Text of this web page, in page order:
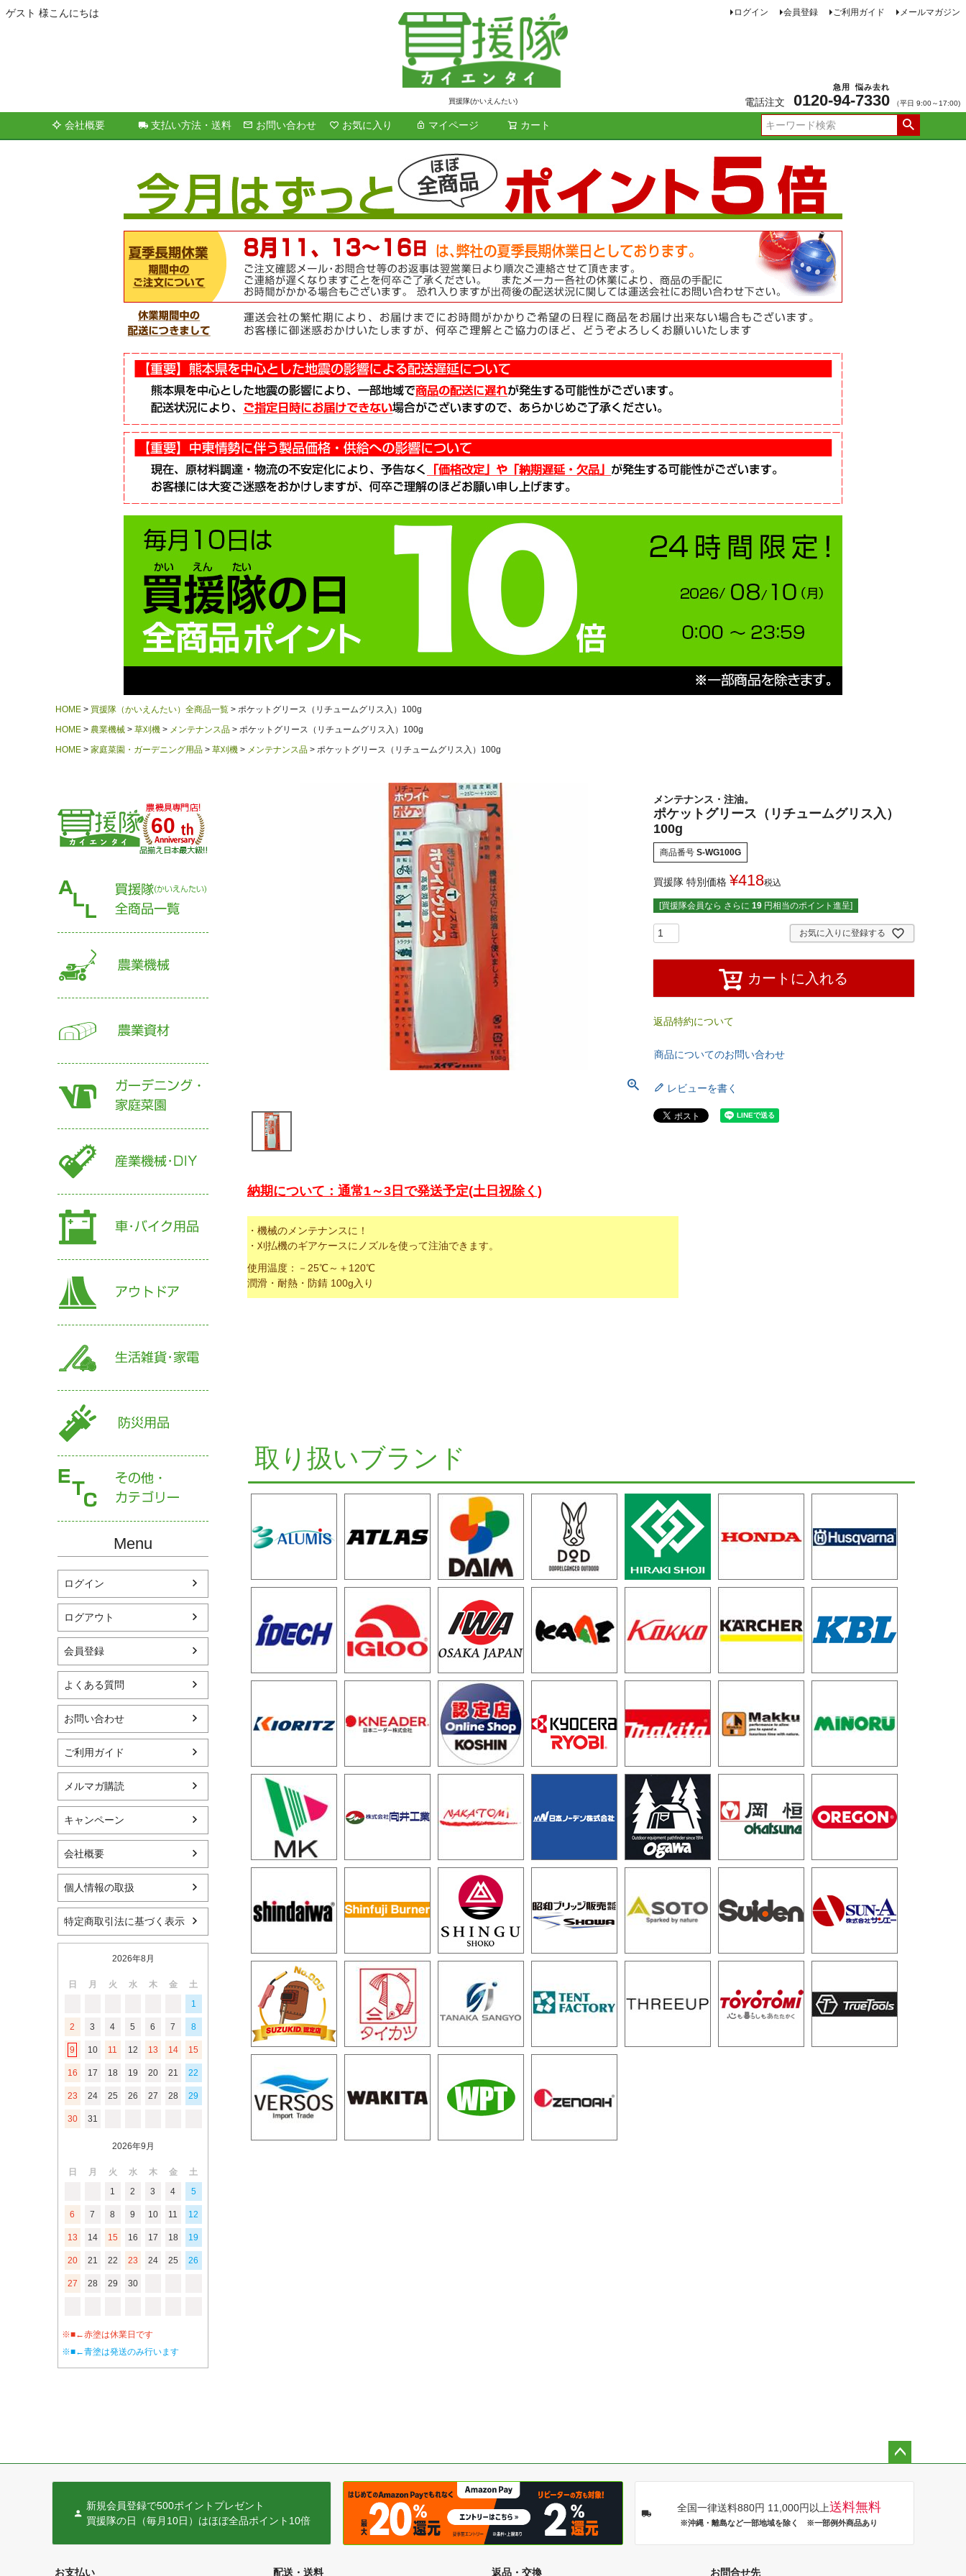
ゲスト 様こんにちは
買援隊(かいえんたい)
ログイン 会員登録 ご利用ガイド メールマガジン
電話注文 0120-94
急用
-7330
悩み去れ
（平日 9:00～17:00)
会社概要 支払い方法・送料 お問い合わせ お気に入り マイページ カート
検索
HOME 買援隊（かいえんたい）全商品一覧
ポケットグリース（リチュームグリス入）100g
HOME
農業機械 草刈機 メンテナンス品
ポケットグリース（リチュームグリス入）100g
HOME
家庭菜園・ガーデニング用品 草刈機 メンテナンス品 ポケットグリース（リチュームグリス入）100g
60
Menu
ログイン
ログアウト
会員登録
よくある質問
お問い合わせ
ご利用ガイド
メルマガ購読
キャンペーン
会社概要
個人情報の取扱
特定商取引法に基づく表示
2026年8月
日 月 火 水 木 金
土
1
2 3 4 5 6 7 8
9 10 11 12 13 14 15
16 17 18 19 20 21 22
23 24 25 26 27 28 29
30 31
2026年9月
日 月 火 水 木 金
土
1
2 3 4 5
6 7 8 9 10 11 12
13 14 15 16 17 18 19
20 21 22 23 24 25 26
27 28 29 30
※■←赤塗は休業日です
※■←青塗は発送のみ行います
メンテナンス・注油。
ポケットグリース（リチュームグリス入）
100g
商品番号 S-WG100G
買援隊 特別価格 ¥418税込
[買援隊会員なら さらに 19 円相当のポイント進呈]
お気に入りに登録する
カートに入れる
返品特約について
商品についてのお問い合わせ
レビューを書く
納期について：通常1～3日で発送予定(土日祝除く)
・機械のメンテナンスに！
・刈払機のギアケースにノズルを使って注油できます。
使用温度：－25℃～＋120℃
潤滑・耐熱・防錆 100g入り
取り扱いブランド
新規会員登録で500ポイントプレゼント
買援隊の日（毎月10日）はほぼ全品ポイント10倍
全国一律送料880円 11,000円以上送料無料
※沖縄・離島など一部地域を除く ※一部例外商品あり
お支払い 配送・送料 返品・交換 お問合せ先